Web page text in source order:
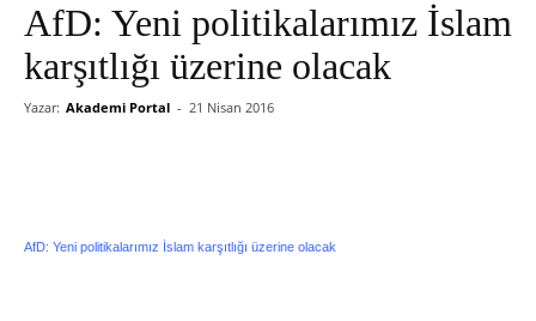
AfD: Yeni politikalarımız İslam
karşıtlığı üzerine olacak
Yazar: Akademi Portal - 21 Nisan 2016
AfD: Yeni politikalarımız İslam karşıtlığı üzerine olacak